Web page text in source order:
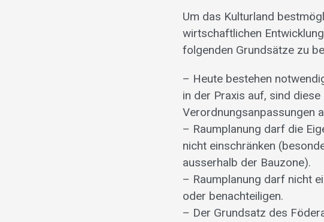
Um das Kulturland
wirtschaftlichen
folgenden Grundsätze zu
– Heute bestehen
in der Praxis auf, sind
Verordnungsanpassungen
– Raumplanung darf die
nicht einschränken
ausserhalb der Bauzone).
– Raumplanung darf nicht
oder benachteiligen.
– Der Grundsatz des